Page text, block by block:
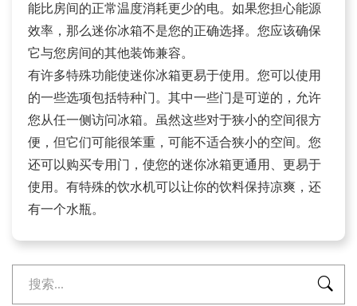
能比房间的正常温度消耗更少的电。如果您担心能源
效率，那么迷你冰箱不是您的正确选择。您应该确保
它与您房间的其他装饰兼容。
有许多特殊功能使迷你冰箱更易于使用。您可以使用
的一些选项包括特种门。其中一些门是可逆的，允许
您从任一侧访问冰箱。虽然这些对于狭小的空间很方
便，但它们可能很笨重，可能不适合狭小的空间。您
还可以购买专用门，使您的迷你冰箱更通用、更易于
使用。有特殊的饮水机可以让你的饮料保持凉爽，还
有一个水瓶。
